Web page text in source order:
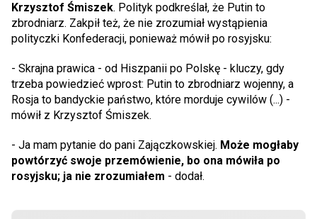
Krzysztof Śmiszek. Polityk podkreślał, że Putin to
zbrodniarz. Zakpił też, że nie zrozumiał wystąpienia
polityczki Konfederacji, ponieważ mówił po rosyjsku:
- Skrajna prawica - od Hiszpanii po Polskę - kluczy, gdy
trzeba powiedzieć wprost: Putin to zbrodniarz wojenny, a
Rosja to bandyckie państwo, które morduje cywilów (...) -
mówił z Krzysztof Śmiszek.
- Ja mam pytanie do pani Zajączkowskiej. Może mogłaby
powtórzyć swoje przemówienie, bo ona mówiła po
rosyjsku; ja nie zrozumiałem - dodał.